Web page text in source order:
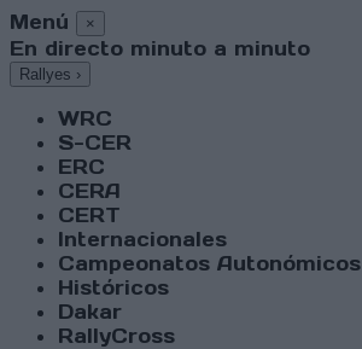
Menú ×
En directo minuto a minuto
Rallyes ›
WRC
S-CER
ERC
CERA
CERT
Internacionales
Campeonatos Autonómicos
Históricos
Dakar
RallyCross